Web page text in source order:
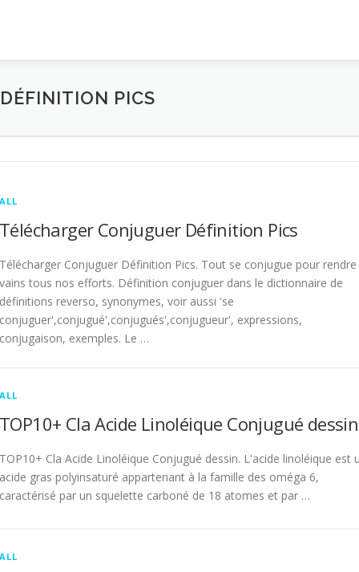
PICS
ALL
Télécharger Conjuguer Définition Pics
Télécharger Conjuguer Définition Pics. Tout se conjugue pour rendre
vains tous nos efforts. Définition conjuguer dans le dictionnaire de
définitions reverso, synonymes, voir aussi 'se
conjuguer',conjugué',conjugués',conjugueur', expressions,
conjugaison, exemples. Le …
ALL
TOP10+ Cla Acide Linoléique Conjugué dessin
TOP10+ Cla Acide Linoléique Conjugué dessin. L'acide linoléique est
acide gras polyinsaturé appartenant à la famille des oméga 6,
caractérisé par un squelette carboné de 18 atomes et par …
ALL